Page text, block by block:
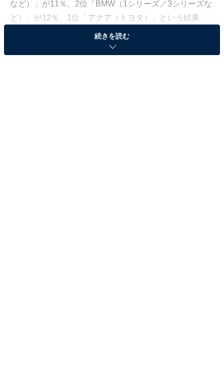
など）」が11％、2位「BMW（1シリーズ／3シリーズな
ど）」が12％、1位「アクア（トヨタ）」という結果
続きを読む